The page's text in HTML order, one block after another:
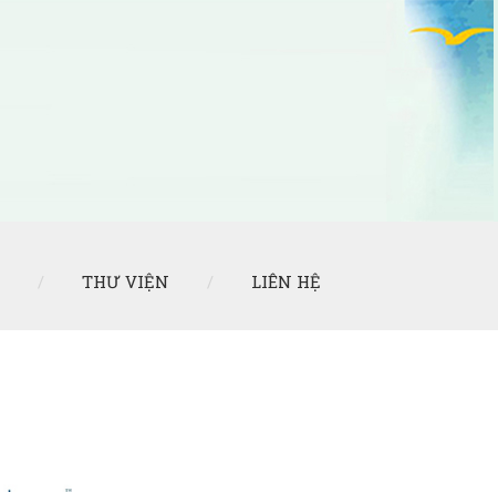
THƯ VIỆN LIÊN HỆ